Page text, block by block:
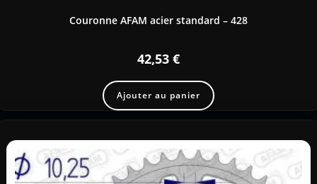
Couronne AFAM acier standard – 428
42,53 €
Ajouter au panier